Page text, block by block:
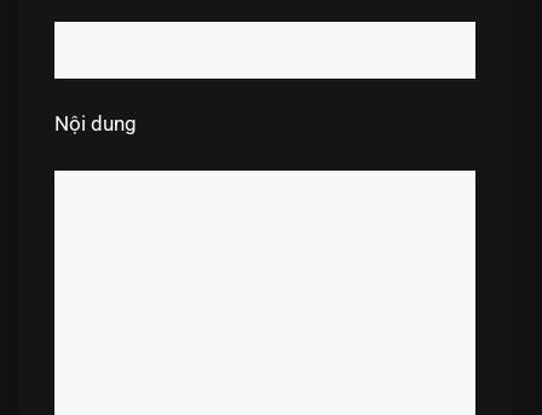
Nội dung